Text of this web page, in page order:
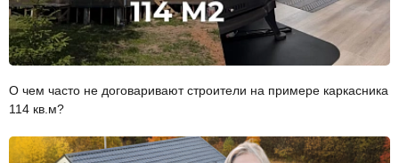
О чем часто не договаривают строители на примере каркасника
114 кв.м?